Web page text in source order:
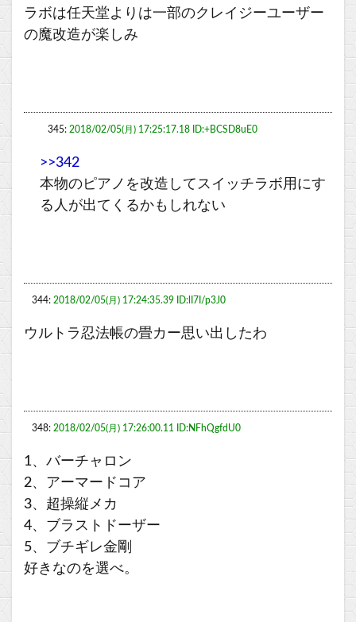
ラボは任天堂よりは一部のクレイジーユーザー
の魔改造が楽しみ
345: 2018/02/05(月) 17:25:17.18 ID:+BCSD8uE0
>>342
本物のピアノを改造してスイッチラボ用にす
る人が出てくるかもしれない
344: 2018/02/05(月) 17:24:35.39 ID:lI7I/p3J0
ウルトラ忍法帳の畳カー思い出したわ
348: 2018/02/05(月) 17:26:00.11 ID:NFhQgfdU0
1、バーチャロン
2、アーマードコア
3、超操縦メカ
4、ブラストドーザー
5、ブチギレ金剛
好きなのを選べ。